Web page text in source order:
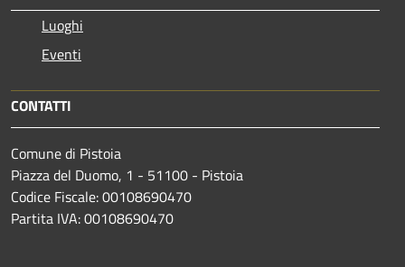
Luoghi
Eventi
CONTATTI
Comune di Pistoia
Piazza del Duomo, 1 - 51100 - Pistoia
Codice Fiscale: 00108690470
Partita IVA: 00108690470